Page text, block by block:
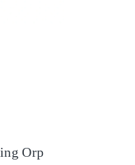
Orp